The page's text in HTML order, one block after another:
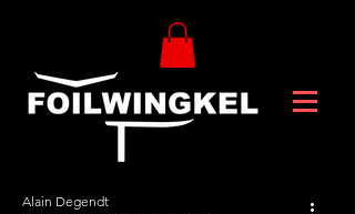
Alain Degendt